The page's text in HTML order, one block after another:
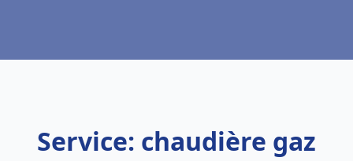
Service: chaudière gaz